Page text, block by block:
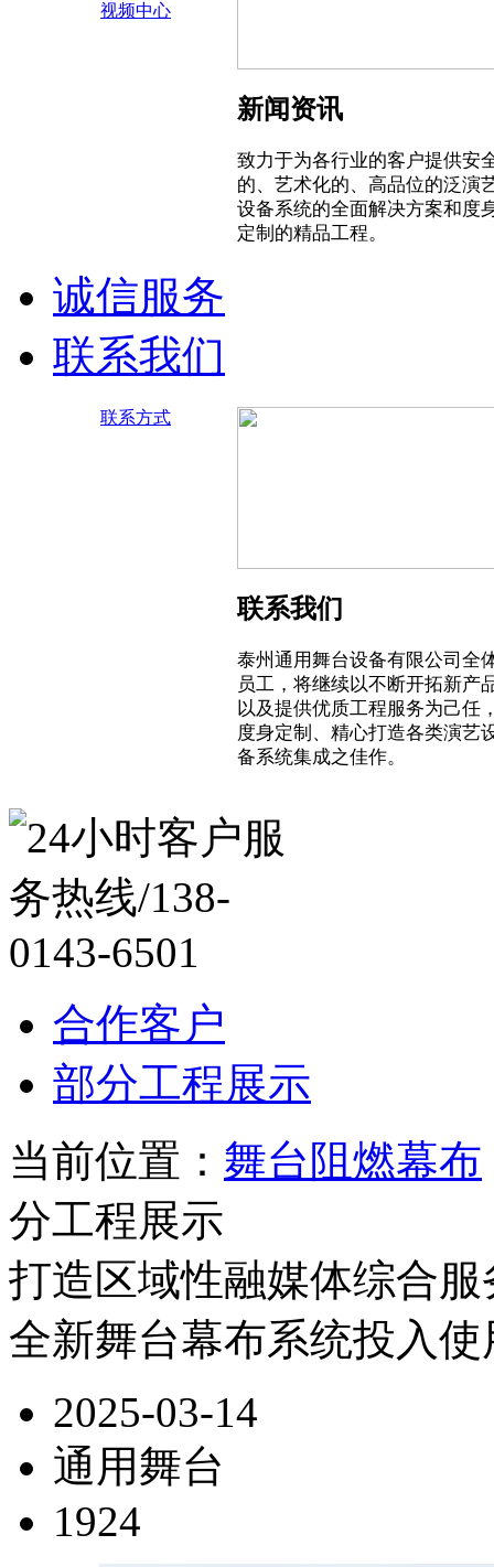
视频中心
新闻资讯
致力于为各行业的客户提供安
的、艺术化的、高品位的泛演
设备系统的全面解决方案和度
定制的精品工程。
诚信服务
联系我们
联系方式
联系我们
泰州通用舞台设备有限公司全
员工，将继续以不断开拓新产
以及提供优质工程服务为己任
度身定制、精心打造各类演艺
备系统集成之佳作。
合作客户
部分工程展示
当前位置： 舞台阻燃幕布
分工程展示
打造区域性融媒体综合
全新舞台幕布系统投入使
2025-03-14
通用舞台
1924